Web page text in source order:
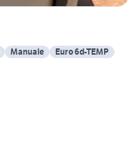
Manuale Euro 6d-TEMP